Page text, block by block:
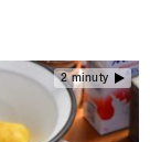
2 minuty